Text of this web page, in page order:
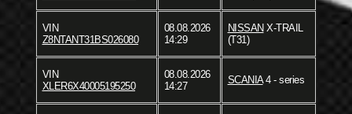
VIN
Z8NTANT31BS026080
08.08.2026
14:29
NISSAN X-TRAIL
(T31)
VIN
XLER6X40005195250
08.08.2026
14:27
SCANIA4 - series